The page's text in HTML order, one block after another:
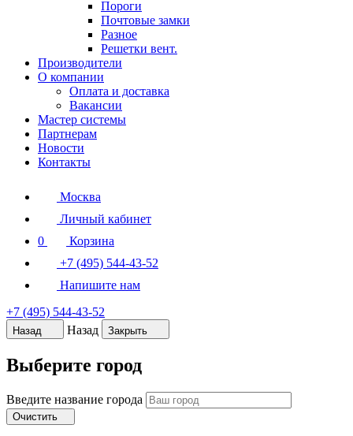
Пороги
Почтовые замки
Разное
Решетки вент.
Производители
О компании
Оплата и доставка
Вакансии
Мастер системы
Партнерам
Новости
Контакты
Москва
Личный кабинет
0
Корзина
+7 (495) 544-43-52
Напишите нам
+7 (495) 544-43-52
Назад Назад Закрыть
Выберите город
Введите название города
Очистить